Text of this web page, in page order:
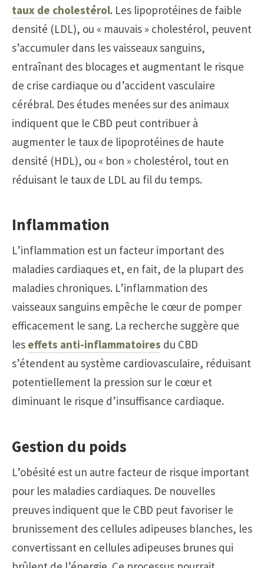
taux de cholestérol. Les lipoprotéines de faible
densité (LDL), ou « mauvais » cholestérol, peuvent
s’accumuler dans les vaisseaux sanguins,
entraînant des blocages et augmentant le risque
de crise cardiaque ou d’accident vasculaire
cérébral. Des études menées sur des animaux
indiquent que le CBD peut contribuer à
augmenter le taux de lipoprotéines de haute
densité (HDL), ou « bon » cholestérol, tout en
réduisant le taux de LDL au fil du temps.
Inflammation
L’inflammation est un facteur important des
maladies cardiaques et, en fait, de la plupart des
maladies chroniques. L’inflammation des
vaisseaux sanguins empêche le cœur de pomper
efficacement le sang. La recherche suggère que
les effets anti-inflammatoires du CBD
s’étendent au système cardiovasculaire, réduisant
potentiellement la pression sur le cœur et
diminuant le risque d’insuffisance cardiaque.
Gestion du poids
L’obésité est un autre facteur de risque important
pour les maladies cardiaques. De nouvelles
preuves indiquent que le CBD peut favoriser le
brunissement des cellules adipeuses blanches, les
convertissant en cellules adipeuses brunes qui